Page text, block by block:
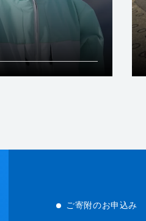
ご寄附のお申込み